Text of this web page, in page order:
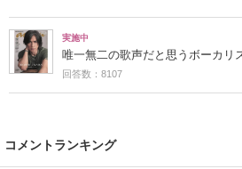
実施中
唯一無二の歌声だと思うボーカリ
回答数：8107
コメントランキング